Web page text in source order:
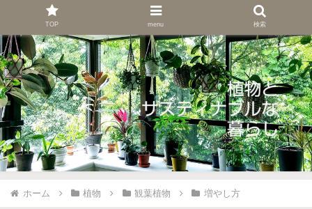
ホーム 植物 観葉植物 増やし方
TOP menu 検索